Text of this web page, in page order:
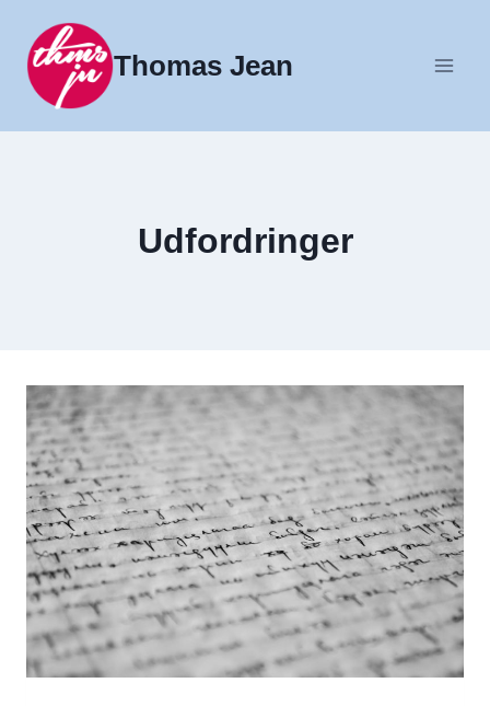
indhold
Thomas Jean
Udfordringer